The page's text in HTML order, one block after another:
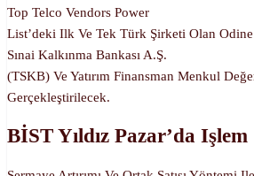
Top Telco Vendors Power
List’deki Ilk Ve Tek Türk Şirketi Olan
Sınai Kalkınma Bankası A.Ş.
(TSKB) Ve Yatırım Finansman Menkul
Gerçekleştirilecek.
BİST Yıldız Pazar’da Işlem